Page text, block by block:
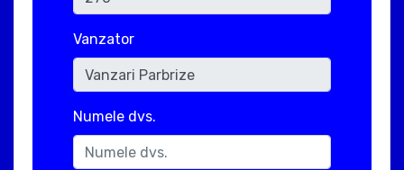
Vanzator
Numele dvs.